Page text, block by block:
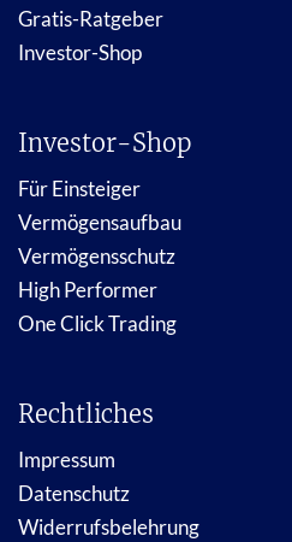
Gratis-Ratgeber
Investor-Shop
Investor-Shop
Für Einsteiger
Vermögensaufbau
Vermögensschutz
High Performer
One Click Trading
Rechtliches
Impressum
Datenschutz
Widerrufsbelehrung